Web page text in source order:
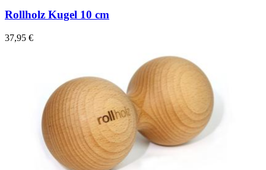
Rollholz Kugel 10 cm
37,95 €